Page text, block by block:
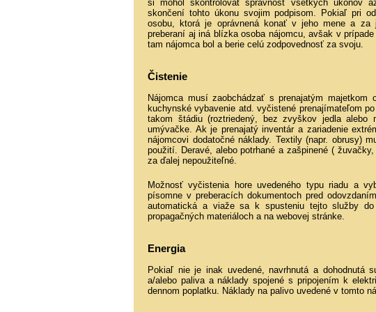
si mohol skontrolovať správnosť všetkých úkonov
skončení tohto úkonu svojim podpisom. Pokiaľ pri
osobu, ktorá je oprávnená konať v jeho mene a
preberaní aj iná blízka osoba nájomcu, avšak v
tam nájomca bol a berie celú zodpovednosť za svoju.
Čistenie
Nájomca musí zaobchádzať s prenajatým majetkom
kuchynské vybavenie atd. vyčistené prenajímateľom
takom štádiu (roztriedený, bez zvyškov jedla
umývačke. Ak je prenajatý inventár a zariadenie
nájomcovi dodatočné náklady. Textily (napr. obrusy)
použití. Deravé, alebo potrhané a zašpinené (
za ďalej nepoužiteľné.
Možnosť vyčistenia hore uvedeného typu riadu a
písomne v preberacích dokumentoch pred
automatická a viaže sa k spusteniu tejto služby
propagačných materiáloch a na webovej stránke.
Energia
Pokiaľ nie je inak uvedené, navrhnutá a dohodnutá
a/alebo paliva a náklady spojené s pripojením k
dennom poplatku. Náklady na palivo uvedené v tomto